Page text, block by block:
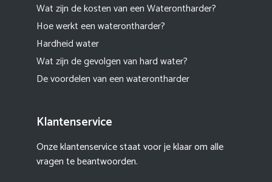
Wat zijn de kosten van een Waterontharder?
Hoe werkt een waterontharder?
Hardheid water
Wat zijn de gevolgen van hard water?
De voordelen van een waterontharder
Klantenservice
Onze klantenservice staat voor je klaar om alle
vragen te beantwoorden.